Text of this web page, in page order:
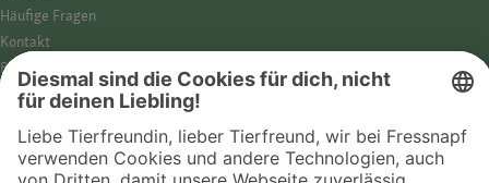
Häufige Fragen
Kontakt
Barrierefreiheit
Impressum
Cookies
AGB